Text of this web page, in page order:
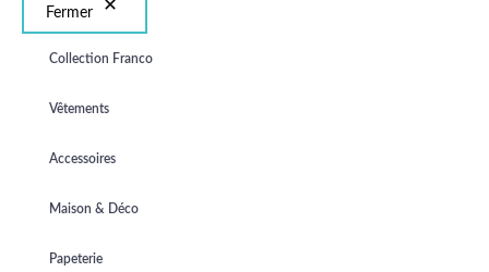
Fermer
Collection Franco
Vêtements
Accessoires
Maison & Déco
Papeterie